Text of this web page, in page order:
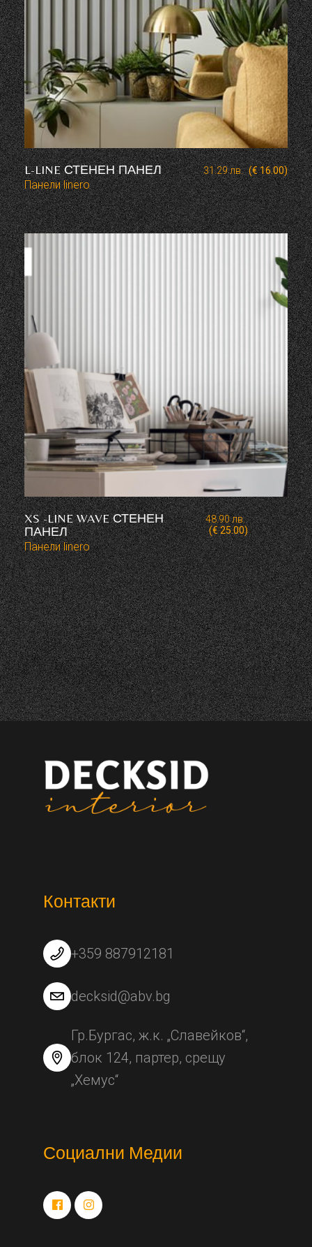
L-LINE СТЕНЕН ПАНЕЛ 31.29лв. (€ 16.00)
Панели linero
XS -LINE WAVE СТЕНЕН
ПАНЕЛ
48.90лв.
(€ 25.00)
Панели linero
Контакти
+359 887912181
decksid@abv.bg
Гр.Бургас, ж.к. „Славейков“,
блок 124, партер, срещу
„Хемус“
Социални Медии